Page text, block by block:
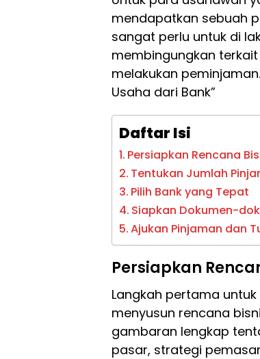
mendapatkan sebuah
sangat perlu untuk di
membingungkan
melakukan
Usaha dari Bank”
Daftar Isi
Persiapkan Rencana
Tentukan Jumlah
Pilih Bank yang Tepat
Siapkan Dokumen-
Ajukan Pinjaman dan
Persiapkan
Langkah pertama
menyusun rencana
gambaran lengkap
pasar, strategi